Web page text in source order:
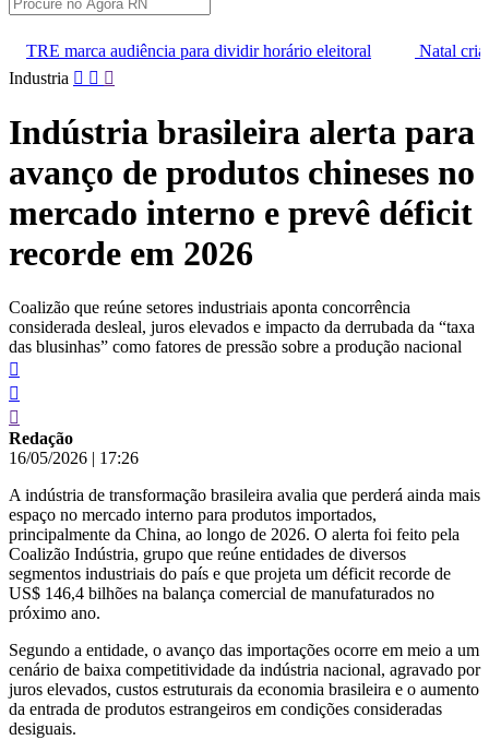
para dividir horário eleitoral
Natal cria cargos de
Pular
conteúdo
Industria
Indústria brasileira alerta para
avanço de produtos chineses no
mercado interno e prevê déficit
recorde em 2026
Coalizão que reúne setores industriais aponta concorrência
considerada desleal, juros elevados e impacto da derrubada da “taxa
das blusinhas” como fatores de pressão sobre a produção nacional
Redação
16/05/2026 | 17:26
A indústria de transformação brasileira avalia que perderá ainda mais
espaço no mercado interno para produtos importados,
principalmente da China, ao longo de 2026. O alerta foi feito pela
Coalizão Indústria, grupo que reúne entidades de diversos
segmentos industriais do país e que projeta um déficit recorde de
US$ 146,4 bilhões na balança comercial de manufaturados no
próximo ano.
Segundo a entidade, o avanço das importações ocorre em meio a um
cenário de baixa competitividade da indústria nacional, agravado por
juros elevados, custos estruturais da economia brasileira e o aumento
da entrada de produtos estrangeiros em condições consideradas
desiguais.